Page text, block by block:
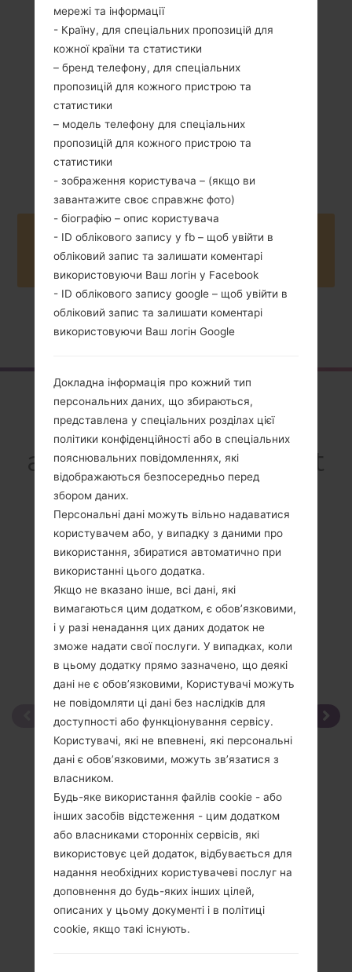
122 грам (4.30
унції)
1500 mAh
Unknown
Березень, 2011
Buy accessories on Amazon
Головна →Серія →LG Optimus Chat
Огляд
LGC550(LGC550)
akaLG Optimus Chat
Порівняти
мережі та інформації
- Країну, для спеціальних пропозицій для
кожної країни та статистики
– бренд телефону, для спеціальних
пропозицій для кожного пристрою та
статистики
– модель телефону для спеціальних
пропозицій для кожного пристрою та
статистики
- зображення користувача – (якщо ви
завантажите своє справжнє фото)
- біографію – опис користувача
- ID облікового запису у fb – щоб увійти в
обліковий запис та залишати коментарі
використовуючи Ваш логін у Facebook
- ID облікового запису google – щоб увійти в
обліковий запис та залишати коментарі
використовуючи Ваш логін Google
Докладна інформація про кожний тип
персональних даних, що збираються,
представлена у спеціальних розділах цієї
політики конфіденційності або в спеціальних
пояснювальних повідомленнях, які
відображаються безпосередньо перед
збором даних.
Персональні дані можуть вільно надаватися
користувачем або, у випадку з даними про
використання, збиратися автоматично при
використанні цього додатка.
Якщо не вказано інше, всі дані, які
вимагаються цим додатком, є обов’язковими,
і у разі ненадання цих даних додаток не
зможе надати свої послуги. У випадках, коли
в цьому додатку прямо зазначено, що деякі
дані не є обов’язковими, Користувачі можуть
не повідомляти ці дані без наслідків для
доступності або функціонування сервісу.
Користувачі, які не впевнені, які персональні
дані є обов’язковими, можуть зв’язатися з
власником.
Будь-яке використання файлів cookie - або
інших засобів відстеження - цим додатком
або власниками сторонніх сервісів, які
використовує цей додаток, відбувається для
надання необхідних користувачеві послуг на
доповнення до будь-яких інших цілей,
описаних у цьому документі і в політиці
cookie, якщо такі існують.